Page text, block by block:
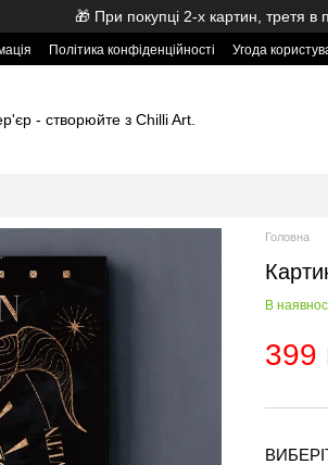
🎁 При покупці 2-х картин, третя в
Політика конфіденційності Угода
- створюйте з Chilli Art.
Головна
В
399